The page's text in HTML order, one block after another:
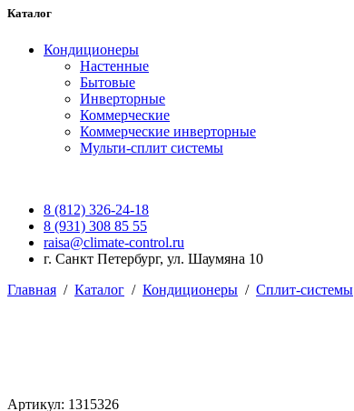
Каталог
Кондиционеры
Настенные
Бытовые
Инверторные
Коммерческие
Коммерческие инверторные
Мульти-сплит системы
8 (812) 326-24-18
8 (931) 308 85 55
raisa@climate-control.ru
г. Санкт Петербург, ул. Шаумяна 10
Главная / Каталог / Кондиционеры / Сплит-системы
Артикул: 1315326